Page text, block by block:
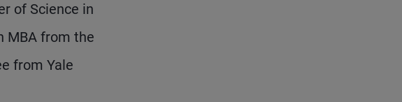
of Science in
MBA from the
from Yale